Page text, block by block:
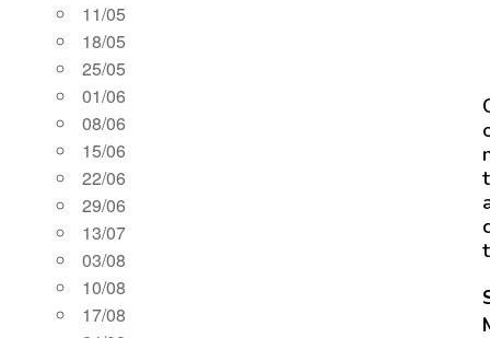
11/05
18/05
25/05
01/06
08/06
15/06
22/06
29/06
13/07
03/08
10/08
17/08
t
t